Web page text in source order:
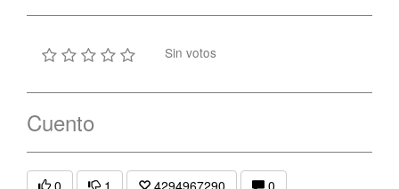
Sin votos
Cuento
0 1 4294967290 0